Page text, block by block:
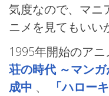
気度なので、マニ
ニメを見てもいい
1995年開始のア
荘の時代 ～マン
成中 、
「ハロー